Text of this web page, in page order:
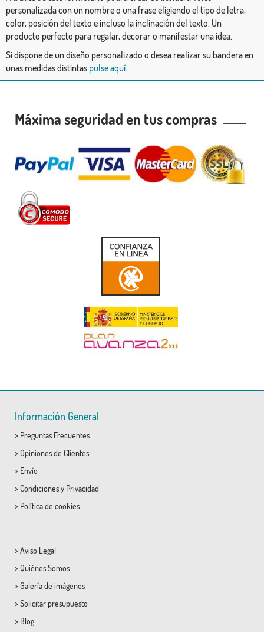
personalizada con un nombre o una frase eligiendo el tipo de letra,
color, posición del texto e incluso la inclinación del texto. Un
producto perfecto para regalar, decorar o manifestar una idea.
Si dispone de un diseño personalizado o desea realizar su bandera en
unas medidas distintas pulse aquí.
Máxima seguridad en tus compras
Información General
> Preguntas Frecuentes
> Opiniones de Clientes
> Envío
> Condicionesy Privacidad
> Política de cookies
> Aviso Legal
> Quiénes Somos
> Galería de imágenes
> Solicitar presupuesto
> Blog